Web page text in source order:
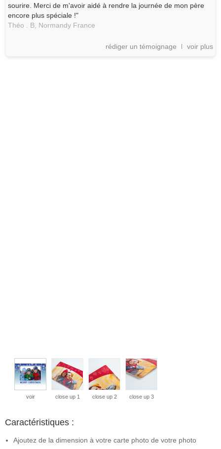
sourire. Merci de m'avoir aidé à rendre la journée de mon père
encore plus spéciale !"
Théo . B, Normandy France
rédiger un témoignage voir plus
voir close up 1 close up 2 close up 3
Caractéristiques :
Ajoutez de la dimension à votre carte photo de votre photo